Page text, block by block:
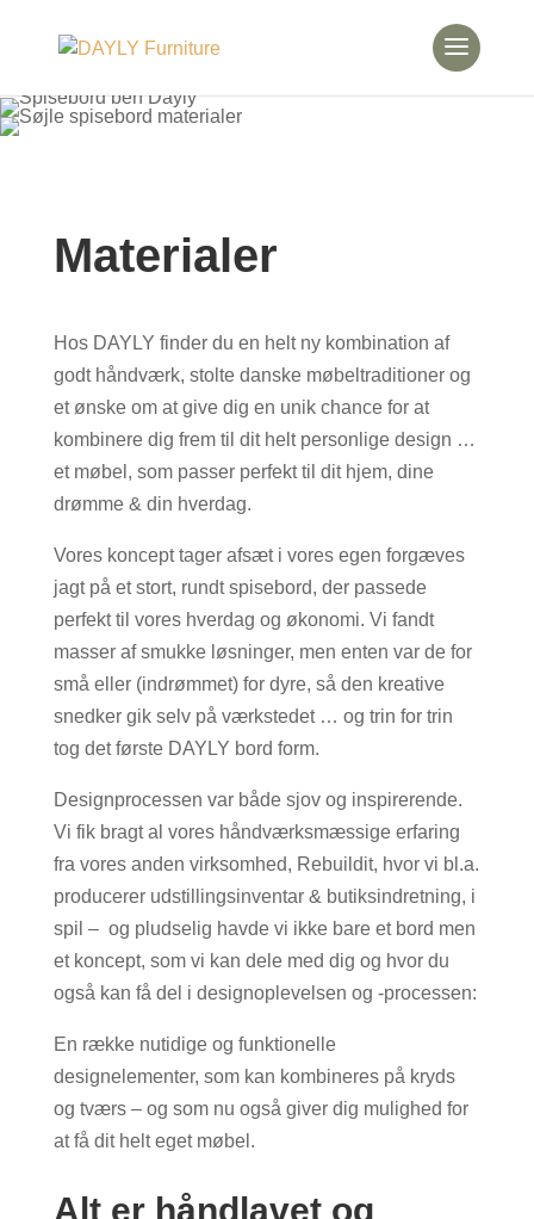
Materialer
Hos DAYLY finder du en helt ny kombination af
godt håndværk, stolte danske møbeltraditioner og
et ønske om at give dig en unik chance for at
kombinere dig frem til dit helt personlige design …
et møbel, som passer perfekt til dit hjem, dine
drømme & din hverdag.
Vores koncept tager afsæt i vores egen forgæves
jagt på et stort, rundt spisebord, der passede
perfekt til vores hverdag og økonomi. Vi fandt
masser af smukke løsninger, men enten var de for
små eller (indrømmet) for dyre, så den kreative
snedker gik selv på værkstedet … og trin for trin
tog det første DAYLY bord form.
Designprocessen var både sjov og inspirerende.
Vi fik bragt al vores håndværksmæssige erfaring
fra vores anden virksomhed, Rebuildit, hvor vi bl.a.
producerer udstillingsinventar & butiksindretning, i
spil – og pludselig havde vi ikke bare et bord men
et koncept, som vi kan dele med dig og hvor du
også kan få del i designoplevelsen og -processen:
En række nutidige og funktionelle
designelementer, som kan kombineres på kryds
og tværs – og som nu også giver dig mulighed for
at få dit helt eget møbel.
Alt er håndlavet og